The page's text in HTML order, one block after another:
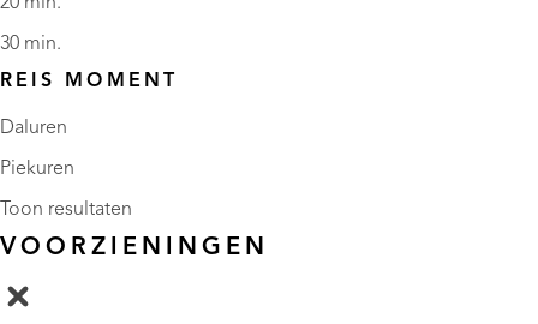
20 min.
30 min.
REIS MOMENT
Daluren
Piekuren
Toon resultaten
VOORZIENINGEN